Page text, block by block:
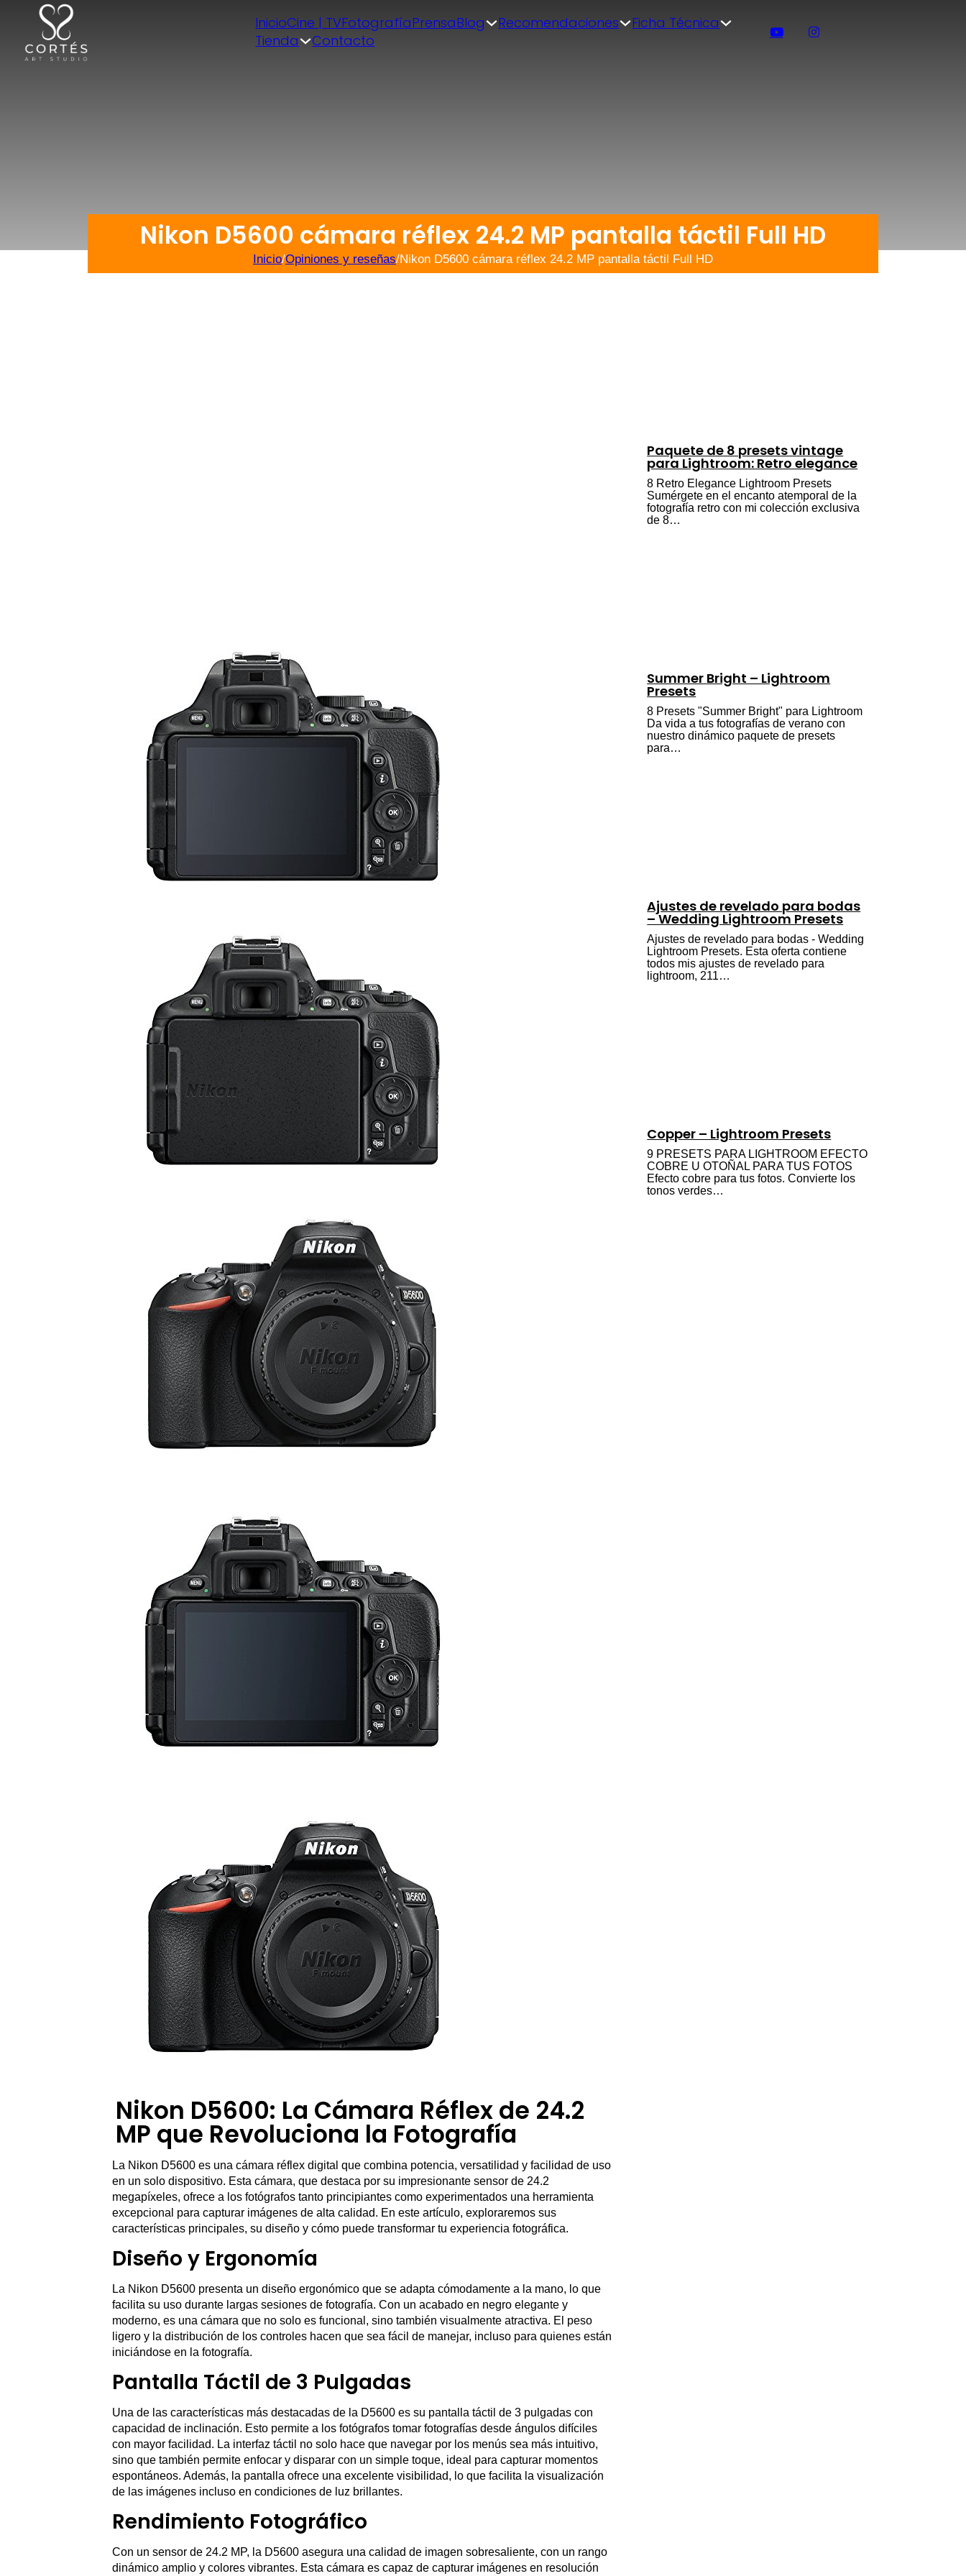
InicioCine | TVFotografíaPrensaBlog Recomendaciones
Ficha Técnica
Tienda
Contacto
Nikon D5600 cámara réflex 24.2 MP pantalla táctil Full HD
Inicio/Opiniones y reseñas/Nikon D5600 cámara réflex 24.2 MP pantalla táctil Full HD
Nikon D5600: La Cámara Réflex de 24.2
MP que Revoluciona la Fotografía
La Nikon D5600 es una cámara réflex digital que combina potencia, versatilidad y facilidad de uso
en un solo dispositivo. Esta cámara, que destaca por su impresionante sensor de 24.2
megapíxeles, ofrece a los fotógrafos tanto principiantes como experimentados una herramienta
excepcional para capturar imágenes de alta calidad. En este artículo, exploraremos sus
características principales, su diseño y cómo puede transformar tu experiencia fotográfica.
Diseño y Ergonomía
La Nikon D5600 presenta un diseño ergonómico que se adapta cómodamente a la mano, lo que
facilita su uso durante largas sesiones de fotografía. Con un acabado en negro elegante y
moderno, es una cámara que no solo es funcional, sino también visualmente atractiva. El peso
ligero y la distribución de los controles hacen que sea fácil de manejar, incluso para quienes están
iniciándose en la fotografía.
Pantalla Táctil de 3 Pulgadas
Una de las características más destacadas de la D5600 es su pantalla táctil de 3 pulgadas con
capacidad de inclinación. Esto permite a los fotógrafos tomar fotografías desde ángulos difíciles
con mayor facilidad. La interfaz táctil no solo hace que navegar por los menús sea más intuitivo,
sino que también permite enfocar y disparar con un simple toque, ideal para capturar momentos
espontáneos. Además, la pantalla ofrece una excelente visibilidad, lo que facilita la visualización
de las imágenes incluso en condiciones de luz brillantes.
Rendimiento Fotográfico
Con un sensor de 24.2 MP, la D5600 asegura una calidad de imagen sobresaliente, con un rango
dinámico amplio y colores vibrantes. Esta cámara es capaz de capturar imágenes en resolución
Paquete de 8 presets vintage
para Lightroom: Retro elegance
8 Retro Elegance Lightroom Presets
Sumérgete en el encanto atemporal de la
fotografía retro con mi colección exclusiva
de 8…
Summer Bright – Lightroom
Presets
8 Presets "Summer Bright" para Lightroom
Da vida a tus fotografías de verano con
nuestro dinámico paquete de presets
para…
Ajustes de revelado para bodas
– Wedding Lightroom Presets
Ajustes de revelado para bodas - Wedding
Lightroom Presets. Esta oferta contiene
todos mis ajustes de revelado para
lightroom, 211…
Copper – Lightroom Presets
9 PRESETS PARA LIGHTROOM EFECTO
COBRE U OTOÑAL PARA TUS FOTOS
Efecto cobre para tus fotos. Convierte los
tonos verdes…